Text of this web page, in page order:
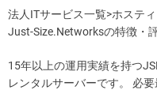
法人ITサービス一覧>ホステ
Just-Size.Networksの特徴・
15年以上の運用実績を持つ
レンタルサーバーです。 必